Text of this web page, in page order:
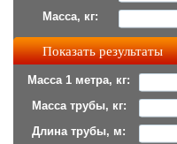
Масса, кг:
Масса 1 метра, кг:
Масса трубы, кг:
Длина трубы, м: